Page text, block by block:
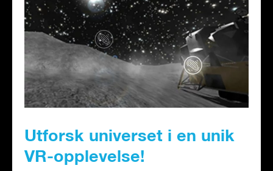
Utforsk universet i en unik
VR-opplevelse!